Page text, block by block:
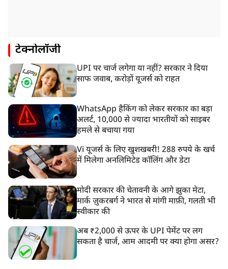
टेक्नोलॉजी
UPI पर चार्ज लगेगा या नहीं? सरकार ने दिया
साफ जवाब, करोड़ों यूजर्स को राहत
WhatsApp हैकिंग को लेकर सरकार का बड़ा
अलर्ट, 10,000 से ज्यादा भारतीयों को साइबर
हमले से बचाया गया
Vi यूजर्स के लिए खुशखबरी! 288 रुपये के खर्च
में मिलेगा अनलिमिटेड कॉलिंग और डेटा
मोदी सरकार की चेतावनी के आगे झुका मेटा,
मार्क ज़ुकरबर्ग ने भारत से मांगी माफ़ी, गलती भी
स्वीकार की
अब ₹2,000 से ऊपर के UPI पेमेंट पर लग
सकता है चार्ज, आम आदमी पर क्या होगा असर?